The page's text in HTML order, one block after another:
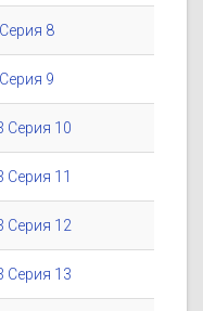
8
9
Серия 10
Серия 11
Серия 12
Серия 13